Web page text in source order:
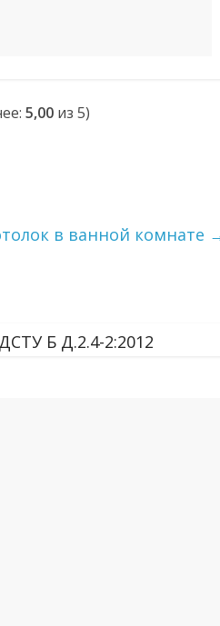
5,00 из 5)
в ванной комнате
ДСТУ Б Д.2.4-2:2012